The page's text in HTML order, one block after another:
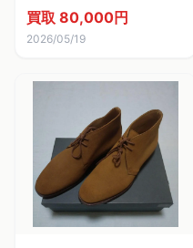
買取 80,000円
2026/05/19